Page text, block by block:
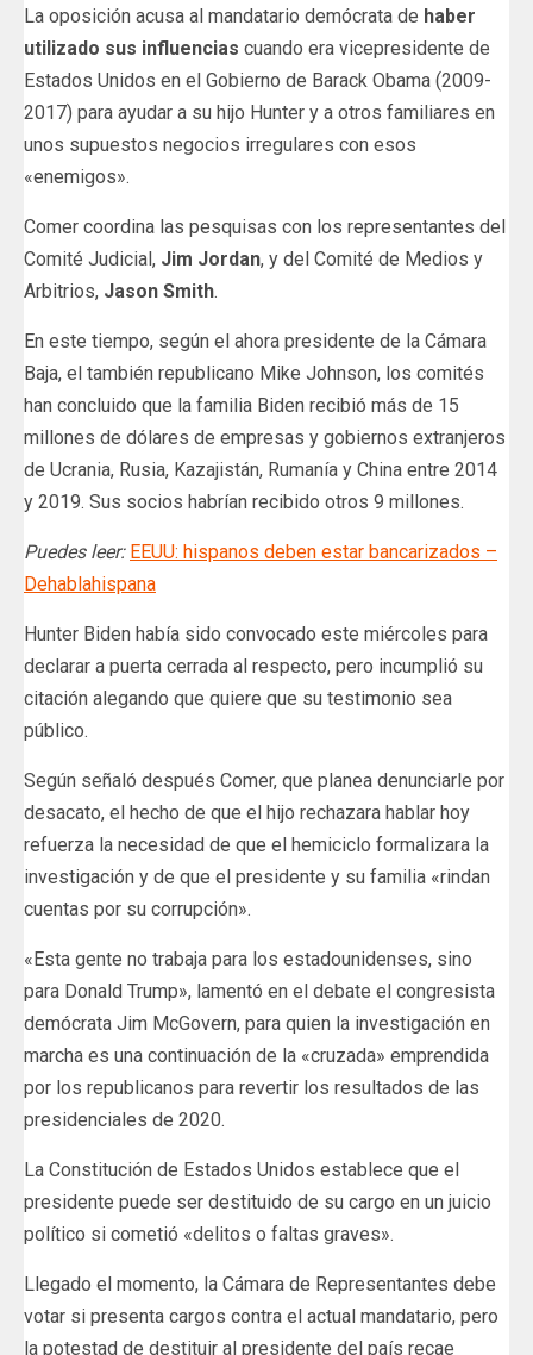
La oposición acusa al mandatario demócrata de haber
utilizado sus influencias cuando era vicepresidente de
Estados Unidos en el Gobierno de Barack Obama (2009-
2017) para ayudar a su hijo Hunter y a otros familiares en
unos supuestos negocios irregulares con esos
«enemigos».
Comer coordina las pesquisas con los representantes del
Comité Judicial, Jim Jordan, y del Comité de Medios y
Arbitrios, Jason Smith.
En este tiempo, según el ahora presidente de la Cámara
Baja, el también republicano Mike Johnson, los comités
han concluido que la familia Biden recibió más de 15
millones de dólares de empresas y gobiernos extranjeros
de Ucrania, Rusia, Kazajistán, Rumanía y China entre 2014
y 2019. Sus socios habrían recibido otros 9 millones.
Puedes leer: EEUU: hispanos deben estar bancarizados –
Dehablahispana
Hunter Biden había sido convocado este miércoles para
declarar a puerta cerrada al respecto, pero incumplió su
citación alegando que quiere que su testimonio sea
público.
Según señaló después Comer, que planea denunciarle por
desacato, el hecho de que el hijo rechazara hablar hoy
refuerza la necesidad de que el hemiciclo formalizara la
investigación y de que el presidente y su familia «rindan
cuentas por su corrupción».
«Esta gente no trabaja para los estadounidenses, sino
para Donald Trump», lamentó en el debate el congresista
demócrata Jim McGovern, para quien la investigación en
marcha es una continuación de la «cruzada» emprendida
por los republicanos para revertir los resultados de las
presidenciales de 2020.
La Constitución de Estados Unidos establece que el
presidente puede ser destituido de su cargo en un juicio
político si cometió «delitos o faltas graves».
Llegado el momento, la Cámara de Representantes debe
votar si presenta cargos contra el actual mandatario, pero
la potestad de destituir al presidente del país recae